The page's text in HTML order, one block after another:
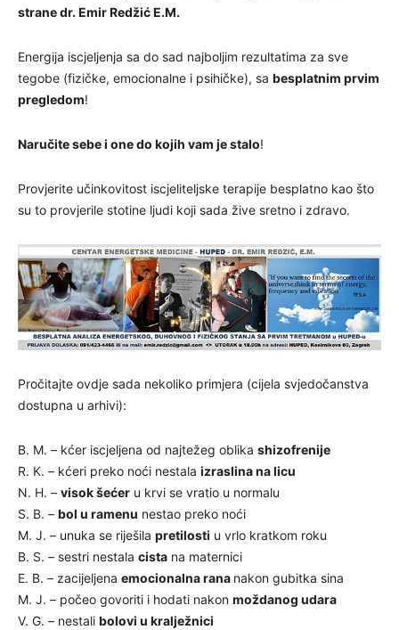
strane dr. Emir Redžić E.M.
Energija iscjeljenja sa do sad najboljim rezultatima za sve
tegobe (fizičke, emocionalne i psihičke), sa besplatnim prvim
pregledom!
Naručite sebe i one do kojih vam je stalo!
Provjerite učinkovitost iscjeliteljske terapije besplatno kao što
su to provjerile stotine ljudi koji sada žive sretno i zdravo.
Pročitajte ovdje sada nekoliko primjera (cijela svjedočanstva
dostupna u arhivi):
B. M. – kćer iscjeljena od najtežeg oblika shizofrenije
R. K. – kćeri preko noći nestala izraslina na licu
N. H. – visok šećer u krvi se vratio u normalu
S. B. – bol u ramenu nestao preko noći
M. J. – unuka se riješila pretilosti u vrlo kratkom roku
B. S. – sestri nestala cista na maternici
E. B. – zacijeljena emocionalna rana nakon gubitka sina
M. J. – počeo govoriti i hodati nakon moždanog udara
V. G. – nestali bolovi u kralježnici